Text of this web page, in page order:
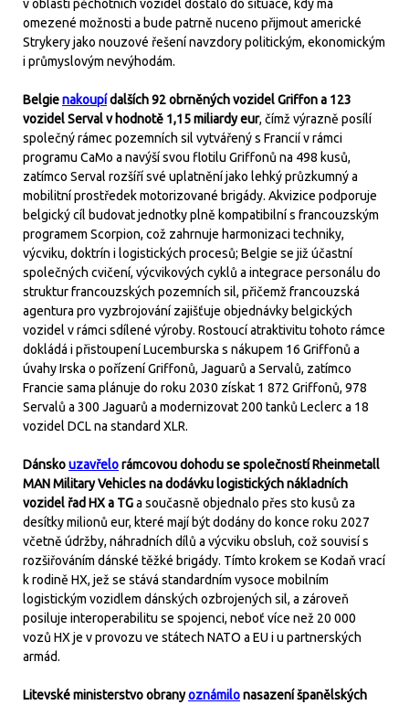
v oblasti pěchotních vozidel dostalo do situace, kdy má
omezené možnosti a bude patrně nuceno přijmout americké
Strykery jako nouzové řešení navzdory politickým, ekonomickým
i průmyslovým nevýhodám.
Belgienakoupídalších 92 obrněných vozidel Griffon a 123
vozidel Serval v hodnotě 1,15 miliardy eur, čímž výrazně posílí
společný rámec pozemních sil vytvářený s Francií v rámci
programu CaMo a navýší svou flotilu Griffonů na 498 kusů,
zatímco Serval rozšíří své uplatnění jako lehký průzkumný a
mobilitní prostředek motorizované brigády. Akvizice podporuje
belgický cíl budovat jednotky plně kompatibilní s francouzským
programem Scorpion, což zahrnuje harmonizaci techniky,
výcviku, doktrín i logistických procesů; Belgie se již účastní
společných cvičení, výcvikových cyklů a integrace personálu do
struktur francouzských pozemních sil, přičemž francouzská
agentura pro vyzbrojování zajišťuje objednávky belgických
vozidel v rámci sdílené výroby. Rostoucí atraktivitu tohoto rámce
dokládá i přistoupení Lucemburska s nákupem 16 Griffonů a
úvahy Irska o pořízení Griffonů, Jaguarů a Servalů, zatímco
Francie sama plánuje do roku 2030 získat 1 872 Griffonů, 978
Servalů a 300 Jaguarů a modernizovat 200 tanků Leclerc a 18
vozidel DCL na standard XLR.
Dánskouzavřelorámcovou dohodu se společností Rheinmetall
MAN Military Vehicles na dodávku logistických nákladních
vozidel řad HX a TGa současně objednalo přes sto kusů za
desítky milionů eur, které mají být dodány do konce roku 2027
včetně údržby, náhradních dílů a výcviku obsluh, což souvisí s
rozšiřováním dánské těžké brigády. Tímto krokem se Kodaň vrací
k rodině HX, jež se stává standardním vysoce mobilním
logistickým vozidlem dánských ozbrojených sil, a zároveň
posiluje interoperabilitu se spojenci, neboť více než 20 000
vozů HX je v provozu ve státech NATO a EU i u partnerských
armád.
Litevské ministerstvo obranyoznámilonasazení španělských